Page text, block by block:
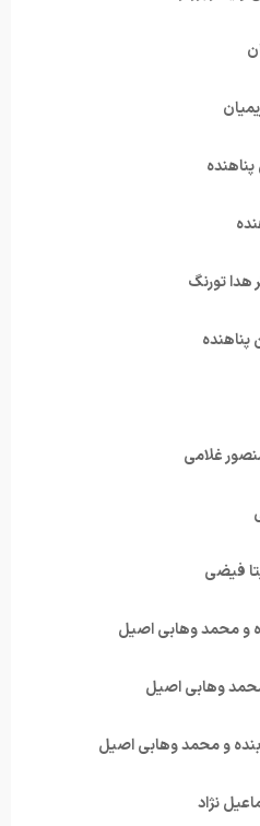
هدا تورنگ
پناهنده
غلامی
فیضی
و محمد وهابی اصیل
محمد وهابی اصیل
و محمد وهابی اصیل
نژاد